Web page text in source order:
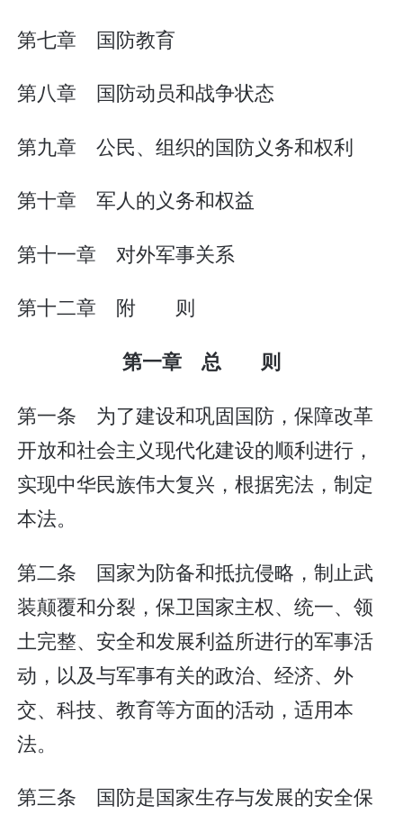
第七章 国防教育
第八章 国防动员和战争状态
第九章 公民、组织的国防义务和权利
第十章 军人的义务和权益
第十一章 对外军事关系
第十二章 附 则
第一章 总 则
第一条 为了建设和巩固国防，保障改革
开放和社会主义现代化建设的顺利进行，
实现中华民族伟大复兴，根据宪法，制定
本法。
第二条 国家为防备和抵抗侵略，制止武
装颠覆和分裂，保卫国家主权、统一、领
土完整、安全和发展利益所进行的军事活
动，以及与军事有关的政治、经济、外
交、科技、教育等方面的活动，适用本
法。
第三条 国防是国家生存与发展的安全保